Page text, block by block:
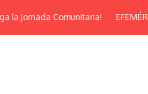
Jornada Comunitaria!